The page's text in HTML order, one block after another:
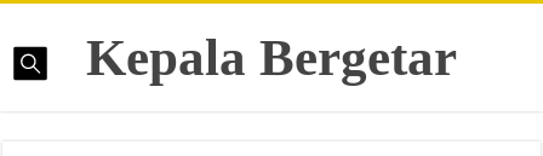
Kepala Bergetar